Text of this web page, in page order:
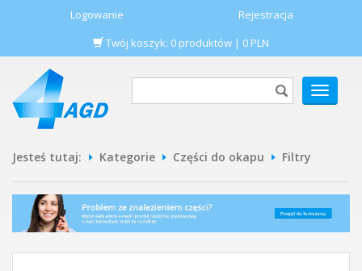
Logowanie
Rejestracja
Twój koszyk: 0 produktów | 0 PLN
POKAŻ
MENU
Jesteś tutaj: Kategorie Części do okapu Filtry